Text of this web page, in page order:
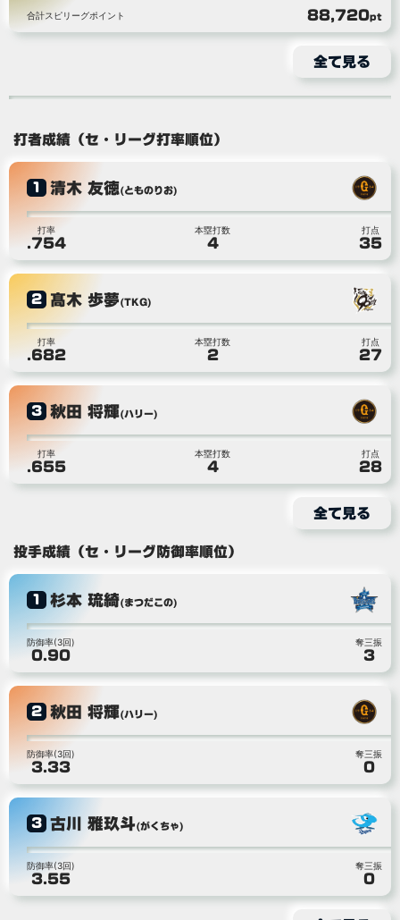
合計スピリーグポイント 88,720pt
全て見る
打者成績（セ・リーグ打率順位）
1 清木 友徳(とものりお)
打率
.754
本塁打数
4
打点
35
2 髙木 歩夢(TKG)
打率
.682
本塁打数
2
打点
27
3 秋田 将輝(ハリー)
打率
.655
本塁打数
4
打点
28
全て見る
投手成績（セ・リーグ防御率順位）
1 杉本 琉綺(まつだこの)
防御率(3回)
0.90
奪三振
3
2 秋田 将輝(ハリー)
防御率(3回)
3.33
奪三振
0
3 古川 雅玖斗(がくちゃ)
防御率(3回)
3.55
奪三振
0